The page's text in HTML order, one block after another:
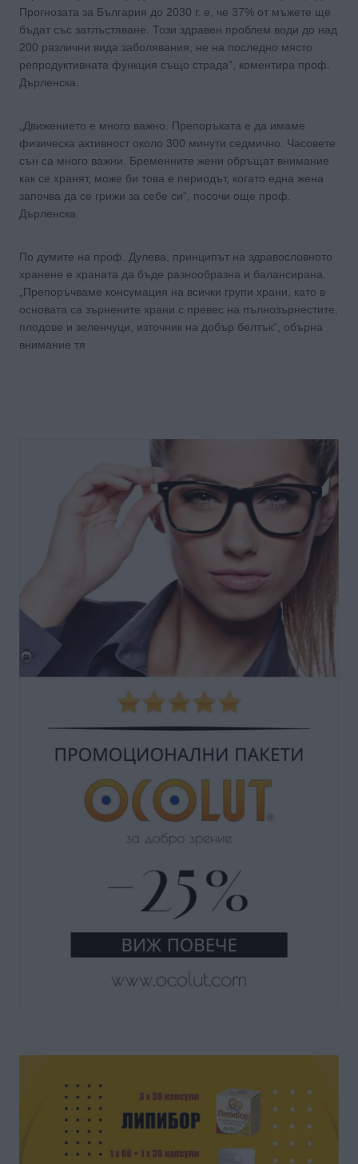
Прогнозата за България до 2030 г. е, че 37% от мъжете ще
бъдат със затлъстяване. Този здравен проблем води до над
200 различни вида заболявания, не на последно място
репродуктивната функция също страда“, коментира проф.
Дърленска.
„Движението е много важно. Препоръката е да имаме
физическа активност около 300 минути седмично. Часовете
сън са много важни. Бременните жени обръщат внимание
как се хранят, може би това е периодът, когато една жена
започва да се грижи за себе си“, посочи още проф.
Дърленска.
По думите на проф. Дулева, принципът на здравословното
хранене е храната да бъде разнообразна и балансирана.
„Препоръчваме консумация на всички групи храни, като в
основата са зърнените храни с превес на пълнозърнестите,
плодове и зеленчуци, източник на добър белтък“, обърна
внимание тя